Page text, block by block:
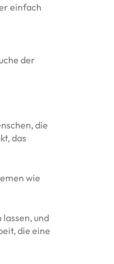
einfach
der
die
das
wie
und
die eine